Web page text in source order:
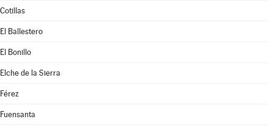
Cotillas
El Ballestero
El Bonillo
Elche de la Sierra
Férez
Fuensanta